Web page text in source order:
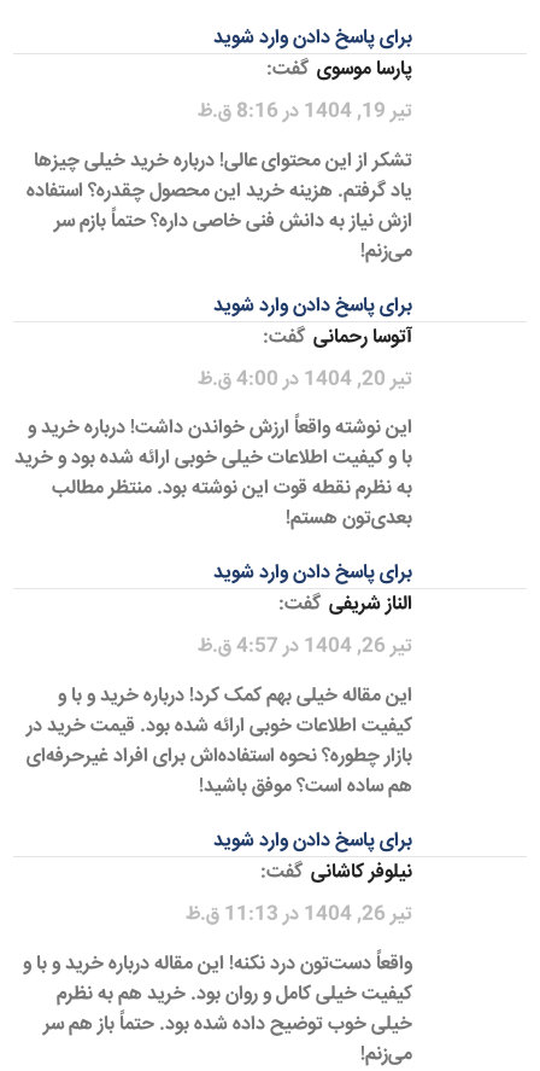
برای پاسخ دادن وارد شوید
پارسا موسوی گفت:
تیر 19, 1404 در 8:16 ق.ظ
تشکر از این محتوای عالی! درباره خرید خیلی چیزها
یاد گرفتم. هزینه خرید این محصول چقدره؟ استفاده
ازش نیاز به دانش فنی خاصی داره؟ حتماً بازم سر
می‌زنم!
برای پاسخ دادن وارد شوید
آتوسا رحمانی گفت:
تیر 20, 1404 در 4:00 ق.ظ
این نوشته واقعاً ارزش خواندن داشت! درباره خرید و
با و کیفیت اطلاعات خیلی خوبی ارائه شده بود و خرید
به نظرم نقطه قوت این نوشته بود. منتظر مطالب
بعدی‌تون هستم!
برای پاسخ دادن وارد شوید
الناز شریفی گفت:
تیر 26, 1404 در 4:57 ق.ظ
این مقاله خیلی بهم کمک کرد! درباره خرید و با و
کیفیت اطلاعات خوبی ارائه شده بود. قیمت خرید در
بازار چطوره؟ نحوه استفاده‌اش برای افراد غیرحرفه‌ای
هم ساده است؟ موفق باشید!
برای پاسخ دادن وارد شوید
نیلوفر کاشانی گفت:
تیر 26, 1404 در 11:13 ق.ظ
واقعاً دست‌تون درد نکنه! این مقاله درباره خرید و با و
کیفیت خیلی کامل و روان بود. خرید هم به نظرم
خیلی خوب توضیح داده شده بود. حتماً باز هم سر
می‌زنم!